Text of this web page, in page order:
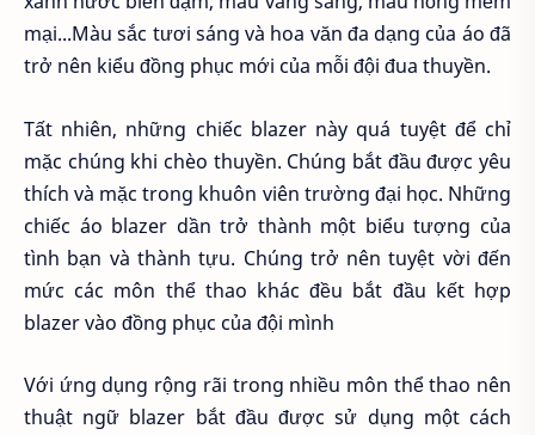
mại...Màu sắc tươi sáng và hoa văn đa dạng của áo đã
trở nên kiểu đồng phục mới của mỗi đội đua thuyền.
Tất nhiên, những chiếc blazer này quá tuyệt để chỉ
mặc chúng khi chèo thuyền. Chúng bắt đầu được yêu
thích và mặc trong khuôn viên trường đại học. Những
chiếc áo blazer dần trở thành một biểu tượng của
tình bạn và thành tựu. Chúng trở nên tuyệt vời đến
mức các môn thể thao khác đều bắt đầu kết hợp
blazer vào đồng phục của đội mình
Với ứng dụng rộng rãi trong nhiều môn thể thao nên
thuật ngữ blazer bắt đầu được sử dụng một cách